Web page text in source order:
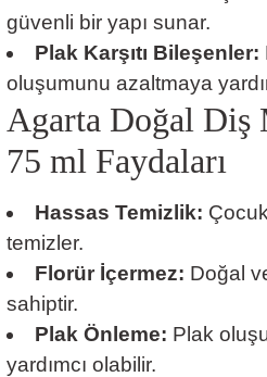
güvenli bir yapı sunar.
Plak Karşıtı Bileşenler:
oluşumunu azaltmaya
Agarta Doğal Diş
75 ml Faydaları
Hassas Temizlik:
temizler.
Florür İçermez: Doğal
sahiptir.
Plak Önleme: Plak
yardımcı olabilir.